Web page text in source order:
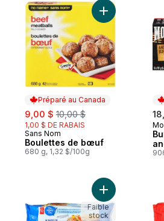
Préparé au Canada
sale:
9,00 $ , formerly:
10,00 $
1,00 $ DE RABAIS
Préparé au Canada
Sans Nom
Boulettes de bœuf
680 g, 1,32 $/100g
Ajouter
Ajouter
Faible
stock